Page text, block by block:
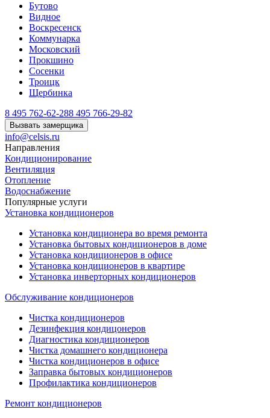
Бутово
Видное
Воскресенск
Коммунарка
Московский
Прокшино
Сосенки
Троицк
Щербинка
8 495 762-62-288 495 766-29-82
Вызвать замерщика
info@celsis.ru
Направления
Кондиционирование
Вентиляция
Отопление
Водоснабжение
Популярные услуги
Установка кондиционеров
Установка кондиционера во время ремонта
Установка бытовых кондиционеров в доме
Установка кондиционеров в офисе
Установка кондиционеров в квартире
Установка инверторных кондиционеров
Обслуживание кондиционеров
Чистка кондиционеров
Дезинфекция кондицонеров
Диагностика кондиционеров
Чистка домашнего кондиционера
Чистка кондиционеров в офисе
Заправка бытовых кондиционеров
Профилактика кондиционеров
Ремонт кондиционеров